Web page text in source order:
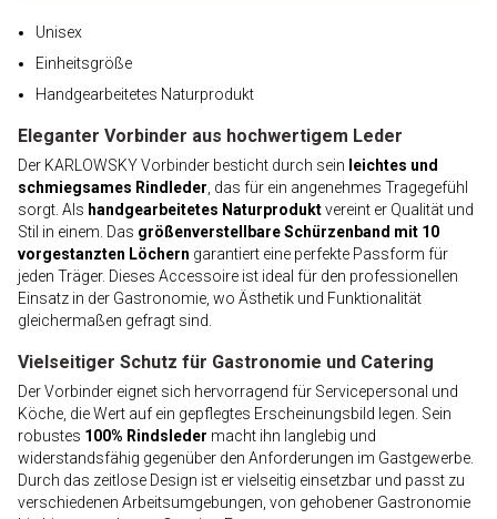
Unisex
Einheitsgröße
Handgearbeitetes Naturprodukt
Eleganter Vorbinder aus hochwertigem Leder
Der KARLOWSKY Vorbinder besticht durch sein leichtes und
schmiegsames Rindleder , das für ein angenehmes Tragegefühl
sorgt. Als handgearbeitetes Naturproduktvereint er Qualität und
Stil in einem. Das größenverstellbare Schürzenband mit 10
vorgestanzten Löchern garantiert eine perfekte Passform für
jeden Träger. Dieses Accessoire ist ideal für den professionellen
Einsatz in der Gastronomie, wo Ästhetik und Funktionalität
gleichermaßen gefragt sind.
Vielseitiger Schutz für Gastronomie und Catering
Der Vorbinder eignet sich hervorragend für Servicepersonal und
Köche, die Wert auf ein gepflegtes Erscheinungsbild legen. Sein
robustes 100% Rindsleder macht ihn langlebig und
widerstandsfähig gegenüber den Anforderungen im Gastgewerbe.
Durch das zeitlose Design ist er vielseitig einsetzbar und passt zu
verschiedenen Arbeitsumgebungen, von gehobener Gastronomie